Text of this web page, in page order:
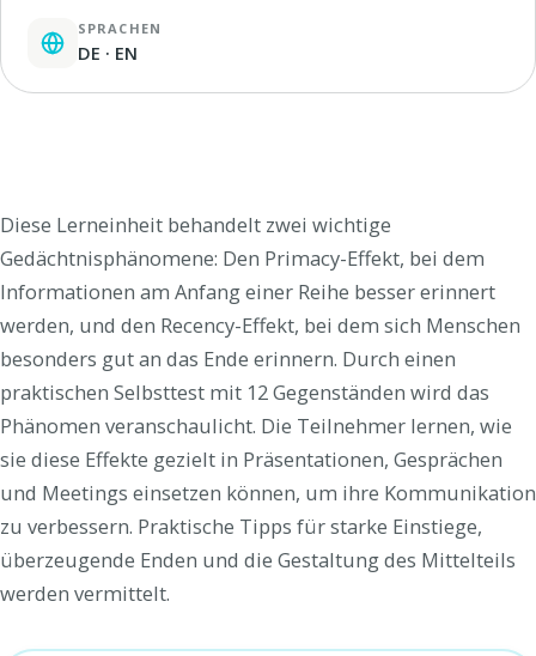
SPRACHEN
DE · EN
Diese Lerneinheit behandelt zwei wichtige
Gedächtnisphänomene: Den Primacy-Effekt, bei dem
Informationen am Anfang einer Reihe besser erinnert
werden, und den Recency-Effekt, bei dem sich Menschen
besonders gut an das Ende erinnern. Durch einen
praktischen Selbsttest mit 12 Gegenständen wird das
Phänomen veranschaulicht. Die Teilnehmer lernen, wie
sie diese Effekte gezielt in Präsentationen, Gesprächen
und Meetings einsetzen können, um ihre Kommunikation
zu verbessern. Praktische Tipps für starke Einstiege,
überzeugende Enden und die Gestaltung des Mittelteils
werden vermittelt.